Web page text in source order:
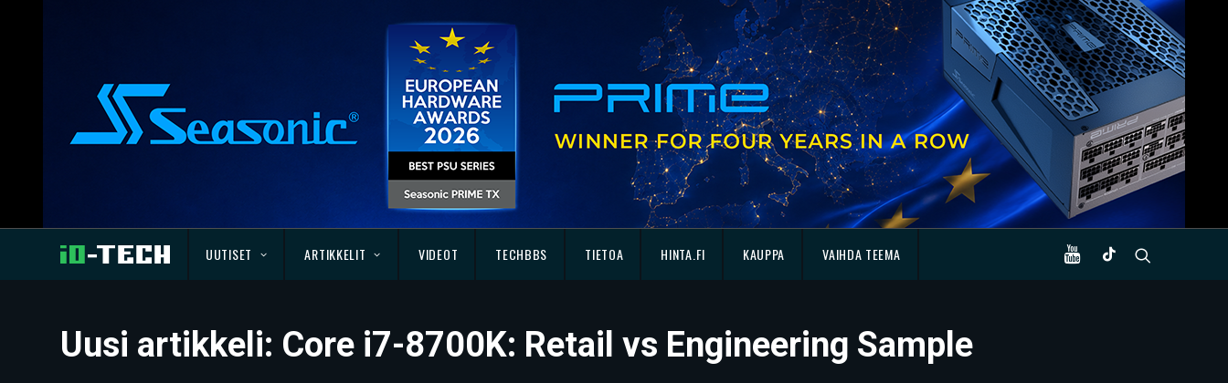
UUTISET ARTIKKELIT VIDEOT TECHBBS TIETOA HINTA.FI KAUPPA VAIHDA TEEMA
Uusi artikkeli: Core i7-8700K: Retail vs Engineering Sample